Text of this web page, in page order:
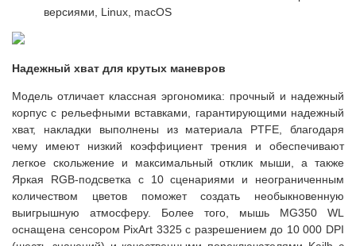
версиями, Linux, macOS
Надежный хват для крутых маневров
Модель отличает классная эргономика: прочный и надежный
корпус с рельефными вставками, гарантирующими надежный
хват, накладки выполнены из материала PTFE, благодаря
чему имеют низкий коэффициент трения и обеспечивают
легкое скольжение и максимальный отклик мыши, а также
Яркая RGB-подсветка с 10 сценариями и неограниченным
количеством цветов поможет создать необыкновенную
выигрышную атмосферу. Более того, мышь MG350 WL
оснащена сенсором PixArt 3325 с разрешением до 10 000 DPI